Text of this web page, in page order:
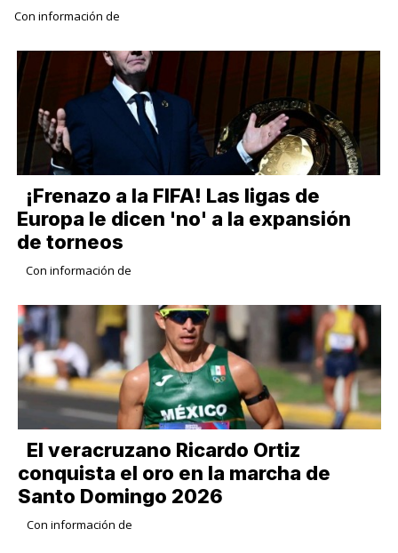
Con información de
¡Frenazo a la FIFA! Las ligas de
Europa le dicen 'no' a la expansión
de torneos
Con información de
​El veracruzano Ricardo Ortiz
conquista el oro en la marcha de
Santo Domingo 2026
Con información de